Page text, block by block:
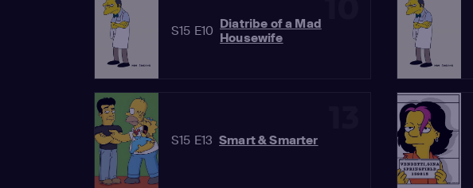
S15 E10 Diatribe of a Mad
Housewife
S15 E13 Smart & Smarter